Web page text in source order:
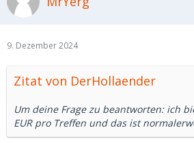
9. Dezember 2024
Zitat von DerHollaender
Um deine Frage zu beantworten: ich
EUR pro Treffen und das ist